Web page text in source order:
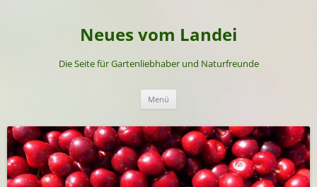
Neues vom Landei
Die Seite für Gartenliebhaber und Naturfreunde
Menü